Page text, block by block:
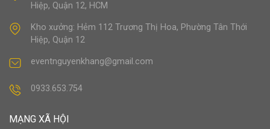
Hiệp, Quận 12, HCM
Kho xưởng: Hẻm 112 Trương Thị Hoa, Phường Tân Thới
Hiệp, Quận 12
eventnguyenkhang@gmail.com
0933.653.754
MẠNG XÃ HỘI